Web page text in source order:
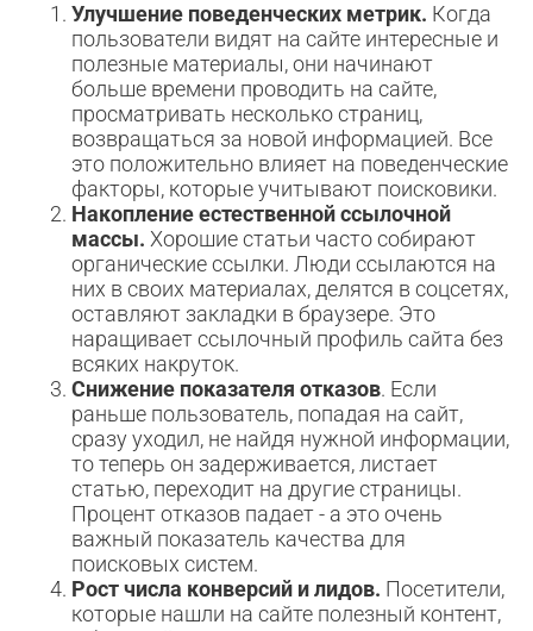
Улучшение поведенческих метрик. Когда
пользователи видят на сайте интересные и
полезные материалы, они начинают
больше времени проводить на сайте,
просматривать несколько страниц,
возвращаться за новой информацией. Все
это положительно влияет на поведенческие
факторы, которые учитывают поисковики.
Накопление естественной ссылочной
массы. Хорошие статьи часто собирают
органические ссылки. Люди ссылаются на
них в своих материалах, делятся в соцсетях,
оставляют закладки в браузере. Это
наращивает ссылочный профиль сайта без
всяких накруток.
Снижение показателя отказов. Если
раньше пользователь, попадая на сайт,
сразу уходил, не найдя нужной информации,
то теперь он задерживается, листает
статью, переходит на другие страницы.
Процент отказов падает - а это очень
важный показатель качества для
поисковых систем.
Рост числа конверсий и лидов. Посетители,
которые нашли на сайте полезный контент,